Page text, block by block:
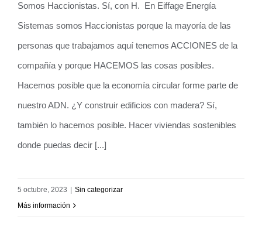
Somos Haccionistas. Sí, con H. En Eiffage Energía
Sistemas somos Haccionistas porque la mayoría de las
personas que trabajamos aquí tenemos ACCIONES de la
compañía y porque HACEMOS las cosas posibles.
Hacemos posible que la economía circular forme parte de
nuestro ADN. ¿Y construir edificios con madera? Sí,
también lo hacemos posible. Hacer viviendas sostenibles
donde puedas decir [...]
5 octubre, 2023
Sin categorizar
Más información